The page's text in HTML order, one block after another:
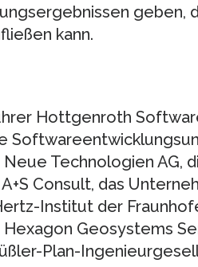
geben,
kann.
Hottgenroth
Technologien AG,
Consult, das
Institut der
Geosystems
Plan-